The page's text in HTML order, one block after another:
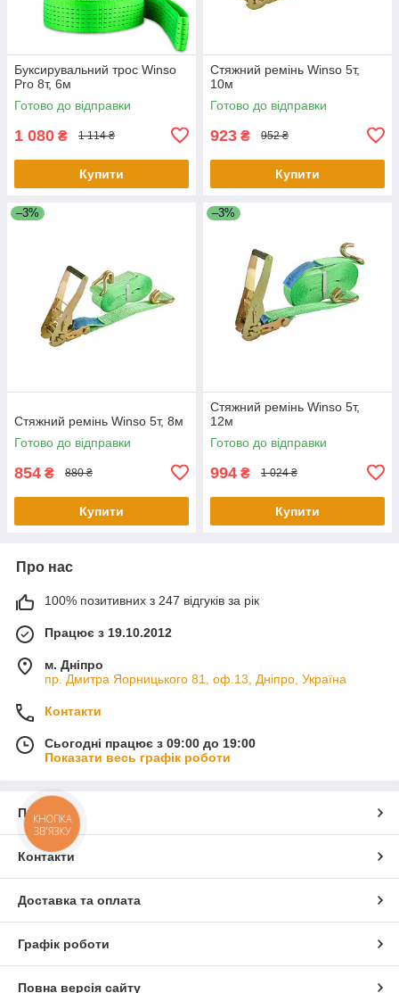
Буксирувальний трос Winso
Pro 8т, 6м
Готово до відправки
1 080 ₴ 1 114 ₴
Купити
Стяжний ремінь Winso 5т,
10м
Готово до відправки
923 ₴ 952 ₴
Купити
–3%
Стяжний ремінь Winso 5т, 8м
Готово до відправки
854 ₴ 880 ₴
Купити
–3%
Стяжний ремінь Winso 5т,
12м
Готово до відправки
994 ₴ 1 024 ₴
Купити
Про нас
100% позитивних з 247 відгуків за рік
Працює з 19.10.2012
м. Дніпро
пр. Дмитра Яорницького 81, оф.13, Дніпро, Україна
Контакти
Сьогодні працює з 09:00 до 19:00
Показати весь графік роботи
Про нас
Контакти
Доставка та оплата
Графік роботи
Повна версія сайту
КНОПКА
ЗВ'ЯЗКУ